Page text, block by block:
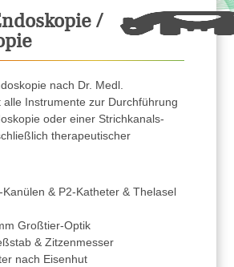
/
nach Dr. Medl.
alle Instrumente zur Durchführung
oder einer Strichkanals-
therapeutischer
Kanülen & P2-Katheter & Thelasel
Großtier-Optik
& Zitzenmesser
nach Eisenhut